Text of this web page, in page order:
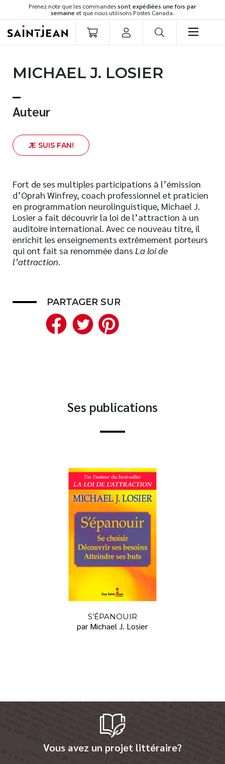
Prenez note que les commandessont expédiées une fois par
semaine et que nous utilisons Postes Canada.
Romans
Développement personnel
Spiritualité
Famille
Témoignages
Vie pratique
Finances
Nouveautés
Numérique
Page vedette
AUTEURS
MICHAEL J. LOSIER
Auteur
JE SUIS FAN!
Fort de ses multiples participations à l’émission
d’Oprah Winfrey, coach professionnel et praticien
en programmation neurolinguistique, Michael J.
Losier a fait découvrir la loi de l’attraction à un
auditoire international. Avec ce nouveau titre, il
enrichit les enseignements extrêmement porteurs
qui ont fait sa renommée dans La loi de
l’attraction.
PARTAGER SUR
Facebook
Twitter
Ses publications
S’ÉPANOUIR
par Michael J. Losier
Vous avez un projet littéraire?